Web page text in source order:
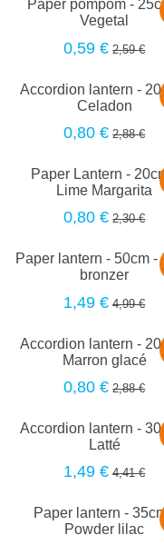
Paper pompom -
Vegetal
0,59 € 2,59 €
Accordion lantern -
Celadon
0,80 € 2,88 €
Paper Lantern -
Lime Margarita
0,80 € 2,30 €
Paper lantern - 50cm -
bronzer
1,49 € 4,99 €
Accordion lantern -
Marron glacé
0,80 € 2,88 €
Accordion lantern -
Latté
1,49 € 4,41 €
Paper lantern -
Powder lilac